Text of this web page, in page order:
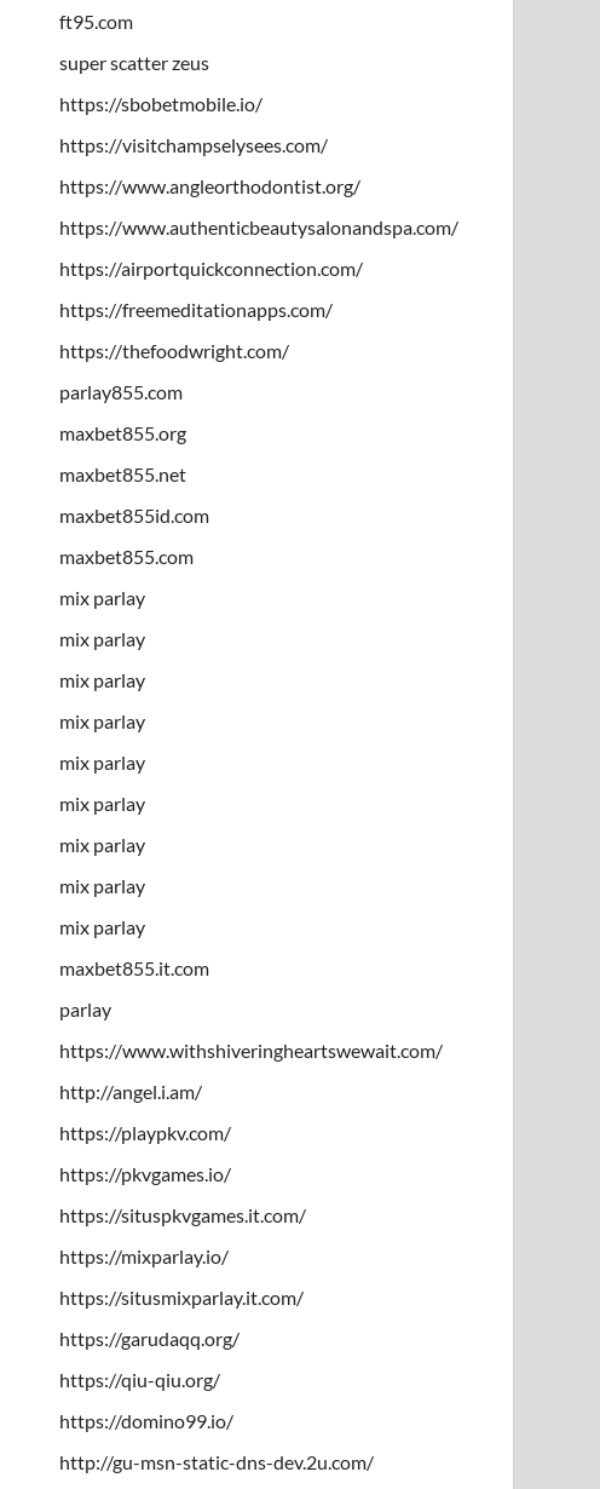
ft95.com
super scatter zeus
https://sbobetmobile.io/
https://visitchampselysees.com/
https://www.angleorthodontist.org/
https://www.authenticbeautysalonandspa.com/
https://airportquickconnection.com/
https://freemeditationapps.com/
https://thefoodwright.com/
parlay855.com
maxbet855.org
maxbet855.net
maxbet855id.com
maxbet855.com
mix parlay
mix parlay
mix parlay
mix parlay
mix parlay
mix parlay
mix parlay
mix parlay
mix parlay
maxbet855.it.com
parlay
https://www.withshiveringheartswewait.com/
http://angel.i.am/
https://playpkv.com/
https://pkvgames.io/
https://situspkvgames.it.com/
https://mixparlay.io/
https://situsmixparlay.it.com/
https://garudaqq.org/
https://qiu-qiu.org/
https://domino99.io/
http://gu-msn-static-dns-dev.2u.com/